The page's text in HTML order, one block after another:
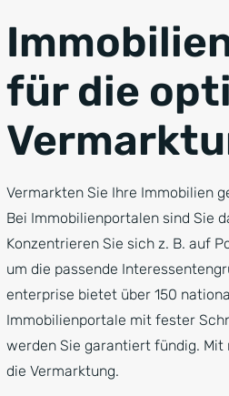
für die
Vermarkten Sie Ihre Immobilien
Bei Immobilienportalen sind Sie
Konzentrieren Sie sich z. B. auf
um die passende
enterprise bietet über 150
Immobilienportale mit fester
werden Sie garantiert fündig.
die Vermarktung.